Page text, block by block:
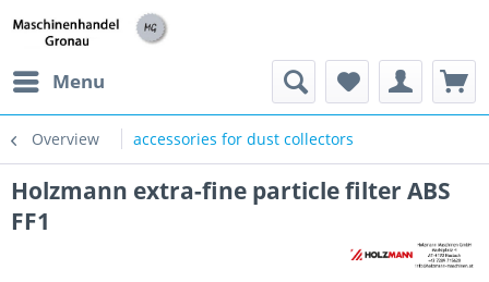
Menu
Overview accessories for dust collectors
Holzmann extra-fine particle filter ABS
FF1